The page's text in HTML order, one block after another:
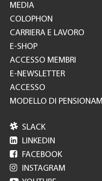
MEDIA
COLOPHON
CARRIERA E LAVORO
E-SHOP
ACCESSO MEMBRI
E-NEWSLETTER
ACCESSO
 SLACK
 LINKEDIN
 FACEBOOK
 INSTAGRAM